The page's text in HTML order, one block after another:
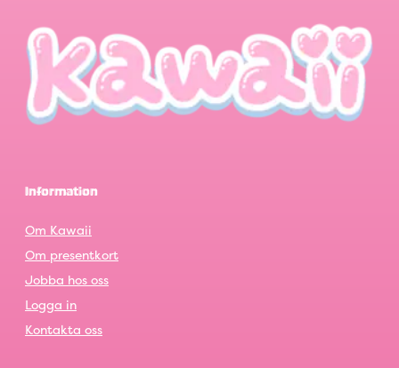
Information
Om Kawaii
Om presentkort
Jobba hos oss
Logga in
Kontakta oss